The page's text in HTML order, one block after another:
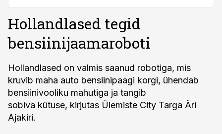
Hollandlased tegid
bensiinijaamaroboti
Hollandlased on valmis saanud robotiga, mis
kruvib maha auto bensiinipaagi korgi, ühendab
bensiinivooliku mahutiga ja tangib
sobiva kütuse, kirjutas Ülemiste City Targa Äri
Ajakiri.